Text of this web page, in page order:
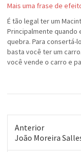
queijo de sua produção.
Inédito no mundo, o
consiste no
reprocessamento do
produzido durante a
manufatura do queijo,
convertendo…
Mais uma frase de
É tão legal ter um
Principalmente quando
quebra. Para consertá-
basta você ter um
você vende o carro e
que tenho que
Anterior
Post
João Moreira